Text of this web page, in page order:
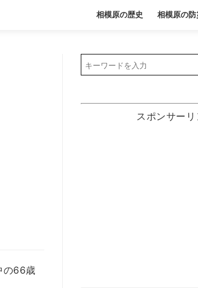
相模原の歴史 相模原の防
の66歳
スポンサーリ